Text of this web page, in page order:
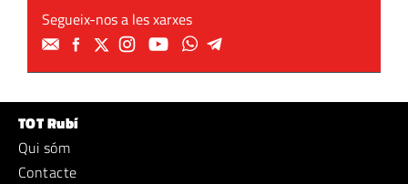
Segueix-nos a les xarxes
TOT Rubí
Qui sóm
Contacte